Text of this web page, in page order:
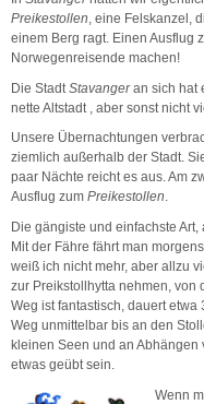
Preikestollen, eine Felskanzel,
einem Berg ragt. Einen Ausflug
Norwegenreisende machen!
Die Stadt Stavangeran sich hat
nette Altstadt , aber sonst nicht
Unsere Übernachtungen
ziemlich außerhalb der Stadt.
paar Nächte reicht es aus. Am
Ausflug zum Preikestollen.
Die gängiste und einfachste Art,
Mit der Fähre fährt man
weiß ich nicht mehr, aber allzu
zur Preikstollhytta nehmen, von
Weg ist fantastisch, dauert
Weg unmittelbar bis an den
kleinen Seen und an
etwas geübt sein.
Wenn